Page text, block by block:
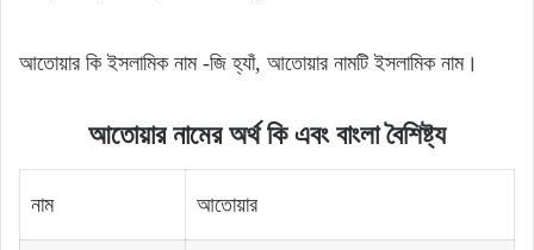
আতোয়ার কি ইসলামিক নাম -জি হ্যাঁ, আতোয়ার নামটি ইসলামিক নাম।
আতোয়ার নামের অর্থকি এবং বাংলা বৈশিষ্ট্য
নাম আতোয়ার